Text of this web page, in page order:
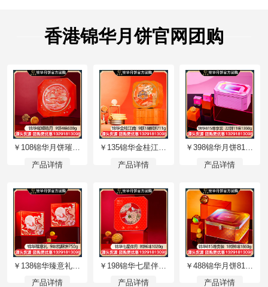
香港锦华月饼官网团购
￥108锦华月饼璀璨皓月礼盒9饼4味600g广式月饼苏式月饼港式流心奶黄月饼中秋礼盒锦华月饼旗舰店团购渠道【璀璨皓月】礼盒装600g
产品详情
￥135锦华金桂江南糕点礼盒9糕18酥饼711g双层礼盒中式糕点网红零食休闲食品礼包锦华食品旗舰店团购【金桂江南】礼盒装711g
产品详情
￥398锦华月饼815尊享装礼包22饼11味1360g三层礼盒广式月饼苏式月饼港式流心奶黄月饼中秋礼盒锦华月饼旗舰店团购渠道【815尊享装】礼盒装1360g
产品详情
￥138锦华臻意礼糕点礼盒9味糕饼酥750g双层礼盒中式糕点网红零食休闲食品礼包礼盒锦华食品旗舰店团购【臻意礼】礼盒装750g
产品详情
￥198锦华七星伴月月饼礼盒8饼6味1020g广式月饼苏式月饼港式流心奶黄月饼中秋礼盒锦华月饼旗舰店团购【七星伴月】礼盒装1020g
产品详情
产品详情